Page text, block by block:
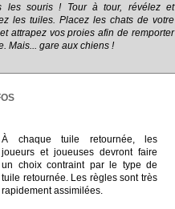
les souris ! Tour à tour, révélez et
les tuiles. Placez les chats de votre
attrapez vos proies afin de remporter
Mais... gare aux chiens !
À chaque tuile retournée, les
joueurs et joueuses devront faire
un choix contraint par le type de
tuile retournée. Les règles sont très
rapidement assimilées.